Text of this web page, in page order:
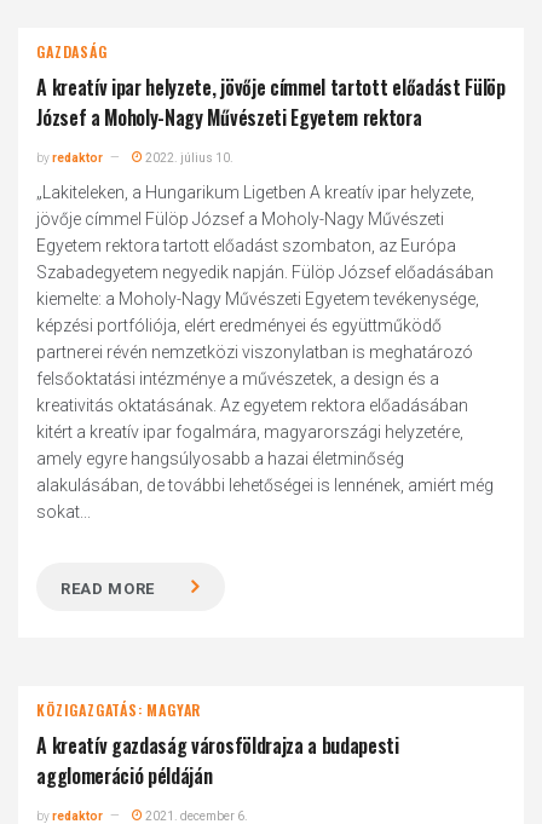
GAZDASÁG
A kreatív ipar helyzete, jövője címmel tartott előadást Fülöp
József a Moholy-Nagy Művészeti Egyetem rektora
byredaktor 2022. július 10.
„Lakiteleken, a Hungarikum Ligetben A kreatív ipar helyzete,
jövője címmel Fülöp József a Moholy-Nagy Művészeti
Egyetem rektora tartott előadást szombaton, az Európa
Szabadegyetem negyedik napján. Fülöp József előadásában
kiemelte: a Moholy-Nagy Művészeti Egyetem tevékenysége,
képzési portfóliója, elért eredményei és együttműködő
partnerei révén nemzetközi viszonylatban is meghatározó
felsőoktatási intézménye a művészetek, a design és a
kreativitás oktatásának. Az egyetem rektora előadásában
kitért a kreatív ipar fogalmára, magyarországi helyzetére,
amely egyre hangsúlyosabb a hazai életminőség
alakulásában, de további lehetőségei is lennének, amiért még
sokat...
READ MORE
KÖZIGAZGATÁS: MAGYAR
A kreatív gazdaság városföldrajza a budapesti
agglomeráció példáján
byredaktor 2021. december 6.